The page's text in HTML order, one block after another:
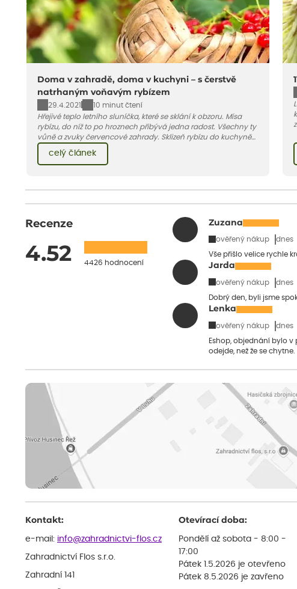
Doma v zahradě, doma v kuchyni – s čerstvě
natrhaným voňavým rybízem
29.4.2021
10 minut čtení
Hřejivé teplo letního sluníčka, které se sklání k obzoru. Mísa
rybízu, do níž to po hroznech přibývá jedna radost. Všechny ty
vůně a zvuky červencové zahrady. Sklizeň rybízu do kuchyně
vnese neuvěřitelný klid a radost. A taky trochu bezstarostnosti
dětství při mlsání babiččina drobenkového koláče s rybízem.
celý článek
Recenze
4.52 4426 hodnocení
Zuzana
ověřený nákup dnes
Vše přišlo velice rychle
Jarda
ověřený nákup dnes
Dobrý den, byli jsme
Lenka
ověřený nákup dnes
Eshop, objednání bylo v
odejde, než že se
Kontakt:
e-mail: info@zahradnictvi-flos.cz
Zahradnictví Flos s.r.o.
Zahradní 141
Otevírací doba:
Pondělí až sobota - 8:00 -
17:00
Pátek 1.5.2026 je otevřeno
Pátek 8.5.2026 je zavřeno